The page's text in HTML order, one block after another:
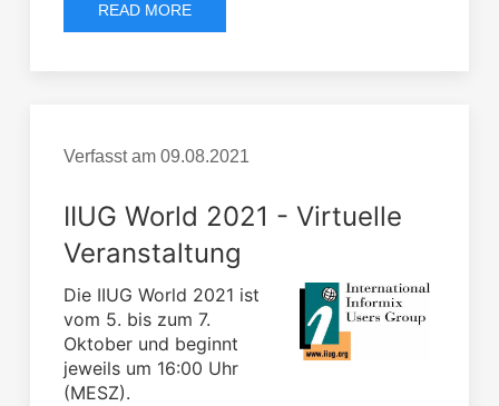
READ MORE
Verfasst am 09.08.2021
IIUG World 2021 - Virtuelle
Veranstaltung
Die IIUG World 2021 ist
vom 5. bis zum 7.
Oktober und beginnt
jeweils um 16:00 Uhr
(MESZ).